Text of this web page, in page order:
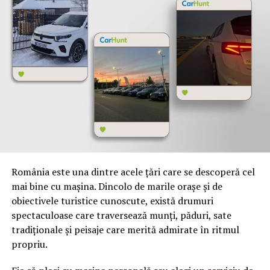
Alte subiecte vă aștepată pe site-ul
Ce cadou îi faci mamei tale de ziua ei?
4 idei de cadouri care o vor face fericită
România este una dintre acele țări care se descoperă cel
mai bine cu mașina. Dincolo de marile orașe și de
obiectivele turistice cunoscute, există drumuri
spectaculoase care traversează munți, păduri, sate
tradiționale și peisaje care merită admirate în ritmul
propriu.